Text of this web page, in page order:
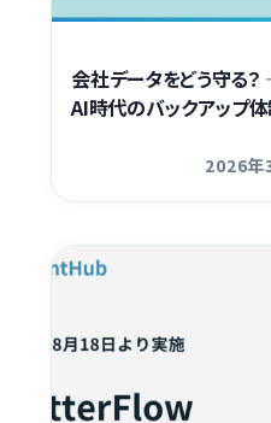
会社データをどう守る
AI時代のバックアップ
更新日
2026年